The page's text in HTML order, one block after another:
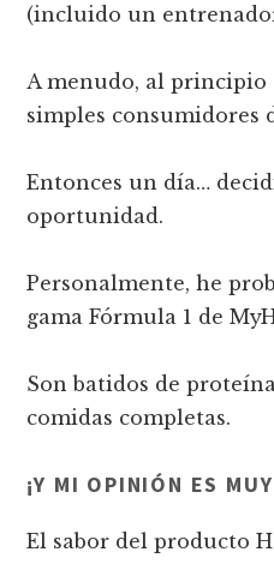
(incluido un
A menudo, al principio
simples consumidores
Entonces un día…
oportunidad.
Personalmente, he
gama Fórmula 1 de
Son batidos de
comidas completas.
¡Y MI OPINIÓN ES
El sabor del producto